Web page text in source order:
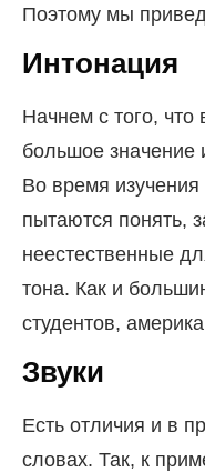
Поэтому мы
Интонация
Начнем с того, что
большое
Во время
пытаются понять,
неестественные
тона. Как и
студентов,
Звуки
Есть отличия и в
словах. Так, к